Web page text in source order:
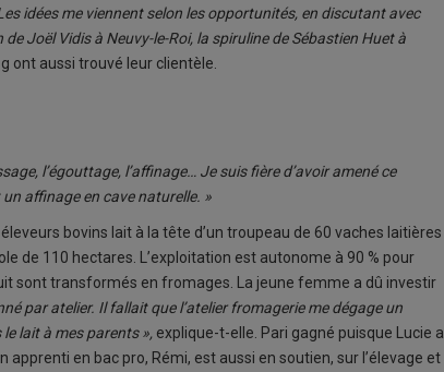
idées me viennent selon les opportunités, en discutant avec
Joël Vidis à Neuvy-le-Roi, la spiruline de Sébastien Huet à
ont aussi trouvé leur clientèle.
l’égouttage, l’affinage… Je suis fière d’avoir amené ce
affinage en cave naturelle. »
bovins lait à la tête d’un troupeau de 60 vaches laitières
de 110 hectares. L’exploitation est autonome à 90 % pour
sont transformés en fromages. La jeune femme a dû investir
par atelier. Il fallait que l’atelier fromagerie me dégage un
lait à mes parents », explique-t-elle. Pari gagné puisque Lucie a
apprenti en bac pro, Rémi, est aussi en soutien, sur l’élevage et